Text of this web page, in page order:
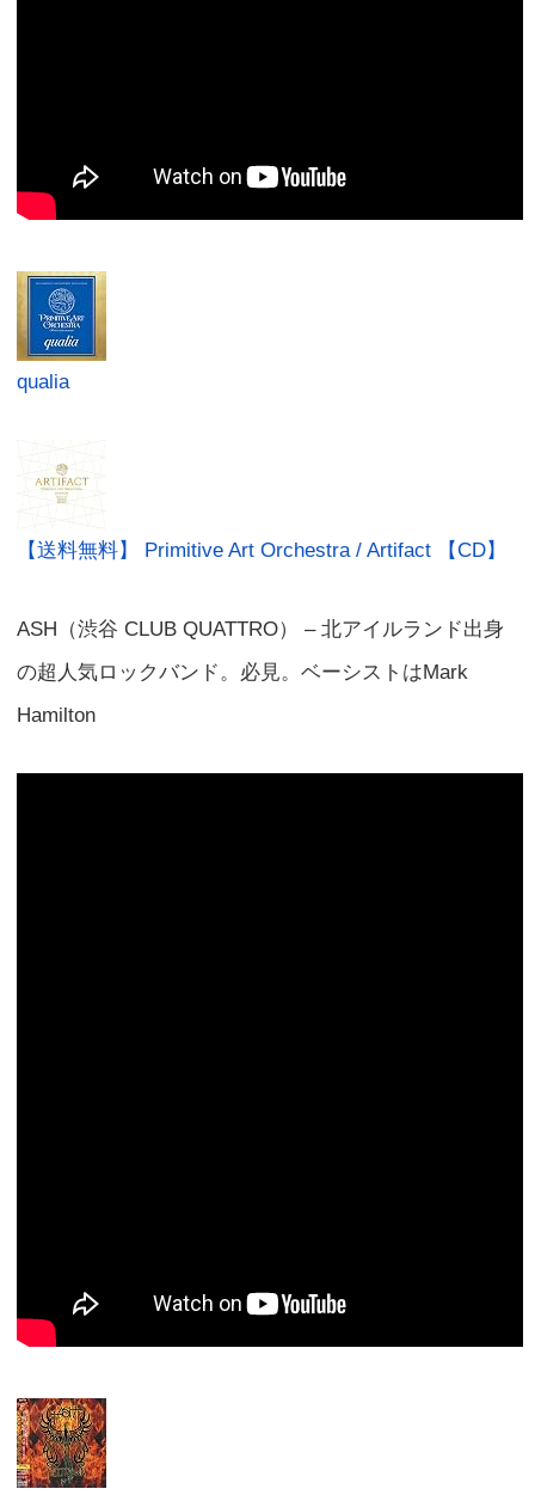
qualia
【送料無料】 Primitive Art Orchestra / Artifact 【CD】
ASH（渋谷 CLUB QUATTRO） – 北アイルランド出身
の超人気ロックバンド。必見。ベーシストはMark
Hamilton